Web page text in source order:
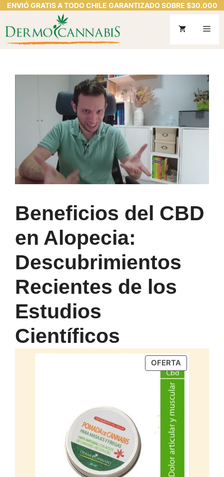
ENVIÓ GRATIS A TODO CHILE GARANTIZADO SOBRE $30.000
al
contenido
Beneficios del CBD
en Alopecia:
Descubrimientos
Recientes de los
Estudios
Científicos
OFERTAPRODUCTO
EN